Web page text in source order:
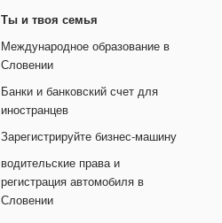
Ты и твоя семья
Международное образование в
Словении
Банки и банковский счет для
иностранцев
Зарегистрируйте бизнес-машину
водительские права и
регистрация автомобиля в
Словении